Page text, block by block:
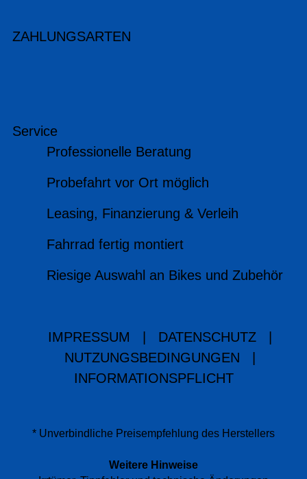
ZAHLUNGSARTEN
Service
Professionelle Beratung
Probefahrt vor Ort möglich
Leasing, Finanzierung & Verleih
Fahrrad fertig montiert
Riesige Auswahl an Bikes und Zubehör
IMPRESSUM DATENSCHUTZ
NUTZUNGSBEDINGUNGEN
INFORMATIONSPFLICHT
* Unverbindliche Preisempfehlung des Herstellers
Weitere Hinweise